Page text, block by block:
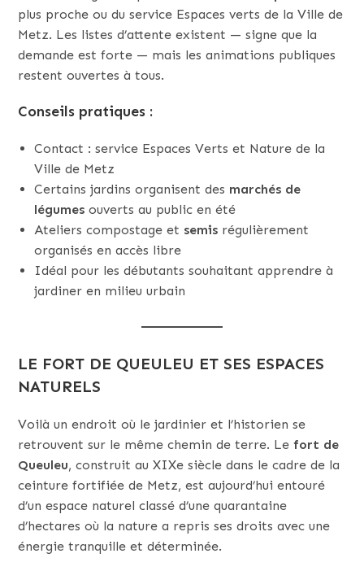
plus proche ou du service Espaces verts de la Ville de
Metz. Les listes d’attente existent — signe que la
demande est forte — mais les animations publiques
restent ouvertes à tous.
Conseils pratiques :
Contact : service Espaces Verts et Nature de la
Ville de Metz
Certains jardins organisent des marchés de
légumes ouverts au public en été
Ateliers compostage et semis régulièrement
organisés en accès libre
Idéal pour les débutants souhaitant apprendre à
jardiner en milieu urbain
LE FORT DE QUEULEU ET SES ESPACES
NATURELS
Voilà un endroit où le jardinier et l’historien se
retrouvent sur le même chemin de terre. Lefort de
Queuleu, construit au XIXe siècle dans le cadre de la
ceinture fortifiée de Metz, est aujourd’hui entouré
d’un espace naturel classé d’une quarantaine
d’hectares où la nature a repris ses droits avec une
énergie tranquille et déterminée.